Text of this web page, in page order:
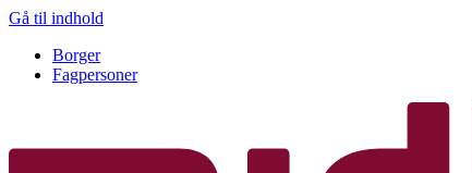
Gå til indhold
Borger
Fagpersoner